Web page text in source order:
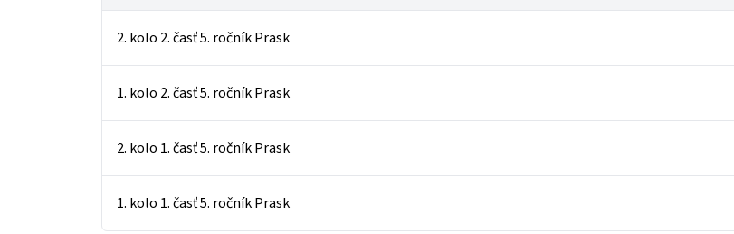
2. kolo 2. časť 5. ročník Prask
1. kolo 2. časť 5. ročník Prask
2. kolo 1. časť 5. ročník Prask
1. kolo 1. časť 5. ročník Prask